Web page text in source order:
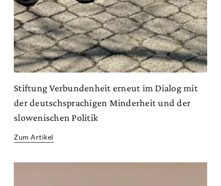
Stiftung Verbundenheit erneut im Dialog mit
der deutschsprachigen Minderheit und der
slowenischen Politik
Zum Artikel